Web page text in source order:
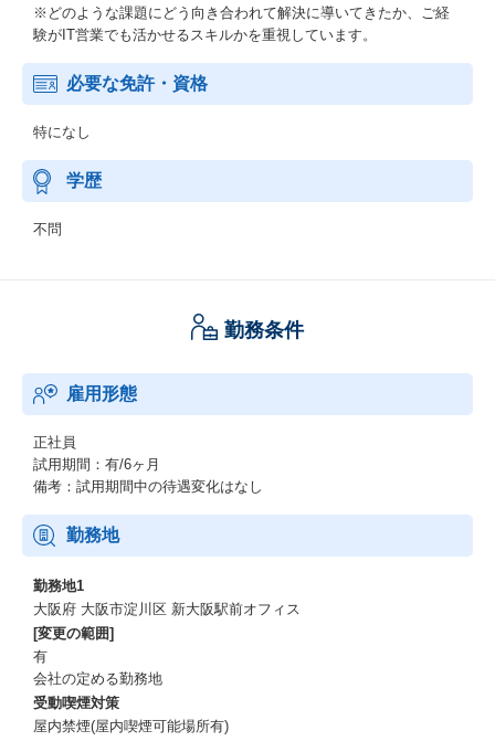
※どのような課題にどう向き合われて解決に導いてきたか、ご経
験がIT営業でも活かせるスキルかを重視しています。
必要な免許・資格
特になし
学歴
不問
勤務条件
雇用形態
正社員
試用期間：有/6ヶ月
備考：試用期間中の待遇変化はなし
勤務地
勤務地1
大阪府 大阪市淀川区 新大阪駅前オフィス
[変更の範囲]
有
会社の定める勤務地
受動喫煙対策
屋内禁煙(屋内喫煙可能場所有)